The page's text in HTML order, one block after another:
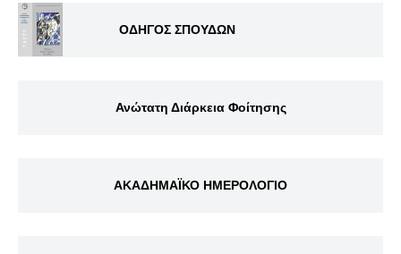
ΟΔΗΓΟΣ ΣΠΟΥΔΩΝ
Ανώτατη Διάρκεια Φοίτησης
ΑΚΑΔΗΜΑΪΚΟ ΗΜΕΡΟΛΟΓΙΟ